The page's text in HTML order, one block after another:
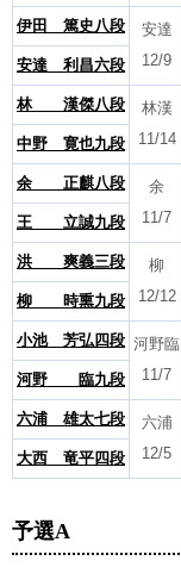
伊田 篤史八段
安達
12/9
安達 利昌六段
林 漢傑八段
林漢
11/14
中野 寛也九段
余 正麒八段
余
11/7
王 立誠九段
洪 爽義三段
柳
12/12
柳 時熏九段
小池 芳弘四段 河野臨
11/7
河野 臨九段
六浦 雄太七段
六浦
12/5
大西 竜平四段
予選A